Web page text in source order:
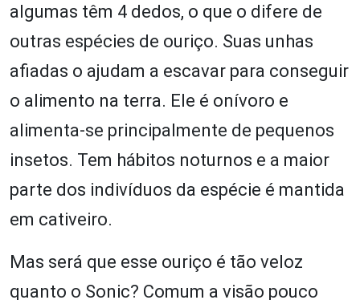
algumas têm 4 dedos, o que o difere de
outras espécies de ouriço. Suas unhas
afiadas o ajudam a escavar para conseguir
o alimento na terra. Ele é onívoro e
alimenta-se principalmente de pequenos
insetos. Tem hábitos noturnos e a maior
parte dos indivíduos da espécie é mantida
em cativeiro.
Mas será que esse ouriço é tão veloz
quanto o Sonic? Comum a visão pouco